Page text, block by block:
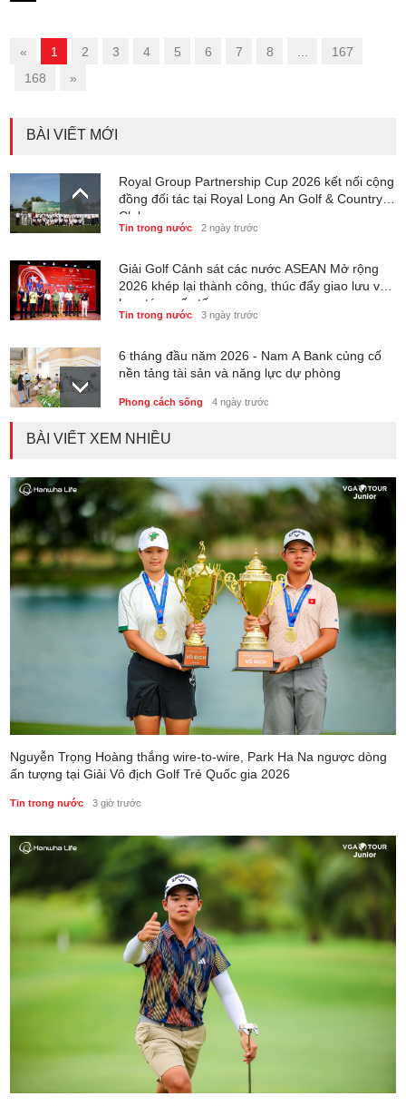
« 1 2 3 4 5 6 7 8 ...
167
168
»
BÀI VIẾT MỚI
Royal Group Partnership Cup 2026 kết nối cộng
đồng đối tác tại Royal Long An Golf & Country
Club
Tin trong nước 2 ngày trước
Giải Golf Cảnh sát các nước ASEAN Mở rộng
2026 khép lại thành công, thúc đẩy giao lưu và
hợp tác quốc tế
Tin trong nước 3 ngày trước
6 tháng đầu năm 2026 - Nam A Bank củng cố
nền tảng tài sản và năng lực dự phòng
Phong cách sống 4 ngày trước
Thành lập Trung tâm Giải mã lượng tử Quang
Phong cách sống 4 ngày trước
BÀI VIẾT XEM NHIỀU
Nguyễn Trọng Hoàng thắng wire-to-wire, Park Ha Na ngược dòng
ấn tượng tại Giải Vô địch Golf Trẻ Quốc gia 2026
Tin trong nước 3 giờ trước